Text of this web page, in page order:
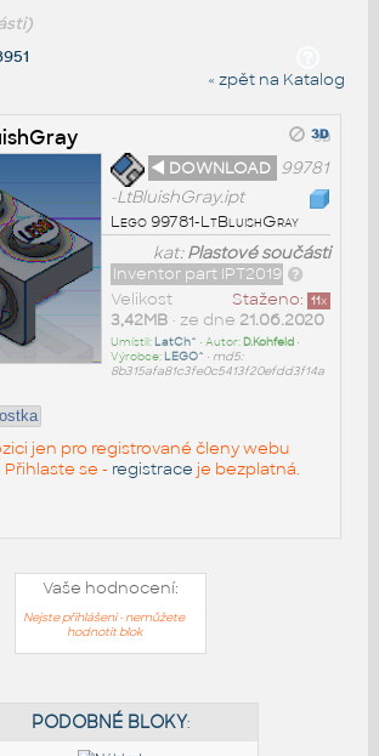
« zpět na Katalog
◄ DOWNLOAD 99781
-LtBluishGray.ipt
Lego 99781-LtBluishGray
kat:Plastové součásti
Inventor part IPT2019
Staženo: 11x
Velikost
3,42MB• ze dne 21.06.2020
Umístil: LatCh^ • Autor: D.Kohfeld•
Výrobce: LEGO^ • md5:
8b315afa81c3fe0c5413f20efdd3f14a
jen pro registrované členy webu
se - registrace je bezplatná.
Vaše hodnocení:
Nejste přihlášeni - nemůžete
hodnotit blok